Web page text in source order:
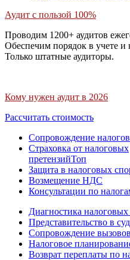
Аудит с пользой 100%
Проводим 1200+ аудитов
Обеспечим порядок в учете и
Только штатные аудиторы.
Кому нужен аудит в 2026
Рассчитать стоимость
Сопровождение
Страховка от налоговых
претензийТоп
Защита в налоговых
Возмещение НДС
Консультации по
Диагностика налоговых
Представительство в
Сопровождение
Налоговое
Возврат переплаты по